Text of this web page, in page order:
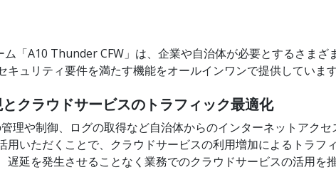
「A10 Thunder CFW」は、企業や自治体が必要とするさまざ
ュリティ要件を満たす機能をオールインワンで提供しています
クラウドサービスのトラフィック最適化
理や制御、ログの取得など自治体からのインターネットアクセ
いただくことで、クラウドサービスの利用増加によるトラフ
延を発生させることなく業務でのクラウドサービスの活用を推